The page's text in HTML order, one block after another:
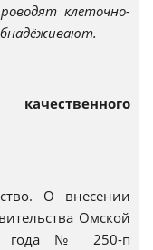
клеточно-
О внесении
Омской
года № 250-п